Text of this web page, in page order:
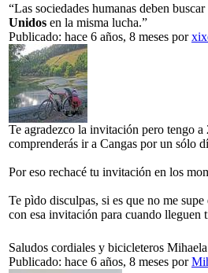
“Las sociedades humanas deben
Unidos en la misma lucha.”
Publicado: hace 6 años, 8 meses por
Te agradezco la invitación pero tengo
comprenderás ir a Cangas por un sólo
Por eso rechacé tu invitación en los
Te pìdo disculpas, si es que no me
con esa invitación para cuando lleguen
Saludos cordiales y bicicleteros Mihaela
Publicado: hace 6 años, 8 meses por